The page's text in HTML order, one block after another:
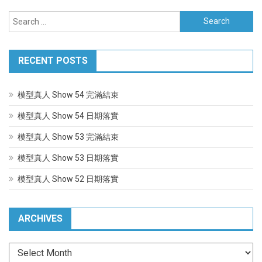
navigation
Search
for:
RECENT POSTS
模型真人 Show 54 完滿結束
模型真人 Show 54 日期落實
模型真人 Show 53 完滿結束
模型真人 Show 53 日期落實
模型真人 Show 52 日期落實
ARCHIVES
Archives